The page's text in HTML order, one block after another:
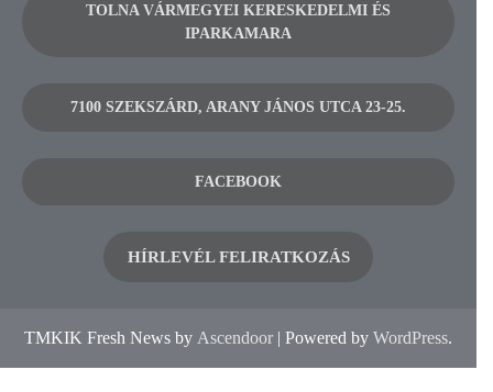
TOLNA VÁRMEGYEI KERESKEDELMI ÉS
IPARKAMARA
7100 SZEKSZÁRD, ARANY JÁNOS UTCA 23-25.
FACEBOOK
HÍRLEVÉL FELIRATKOZÁS
TMKIK Fresh News by Ascendoor | Powered by WordPress.